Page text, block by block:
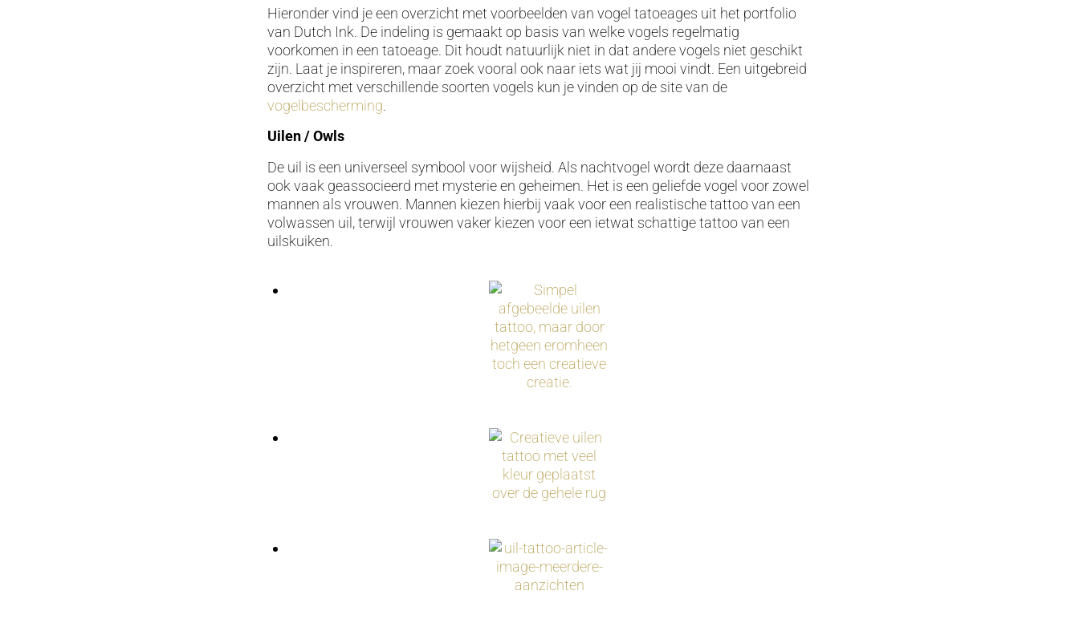
Hieronder vind je een overzicht met voorbeelden van vogel tatoeages uit het portfolio
van Dutch Ink. De indeling is gemaakt op basis van welke vogels regelmatig
voorkomen in een tatoeage. Dit houdt natuurlijk niet in dat andere vogels niet geschikt
zijn. Laat je inspireren, maar zoek vooral ook naar iets wat jij mooi vindt. Een uitgebreid
overzicht met verschillende soorten vogels kun je vinden op de site van de
vogelbescherming
Uilen / Owls
De uil is een universeel symbool voor wijsheid. Als nachtvogel wordt deze daarnaast
ook vaak geassocieerd met mysterie en geheimen. Het is een geliefde vogel voor zowel
mannen als vrouwen. Mannen kiezen hierbij vaak voor een realistische tattoo van een
volwassen uil, terwijl vrouwen vaker kiezen voor een ietwat schattige tattoo van een
uilskuiken.